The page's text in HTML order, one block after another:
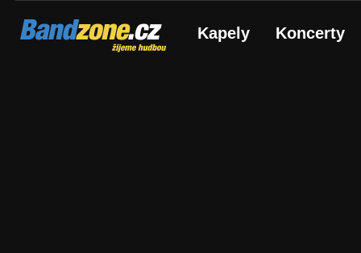
Bandzone.cz
žijeme hudbou Kapely Koncerty